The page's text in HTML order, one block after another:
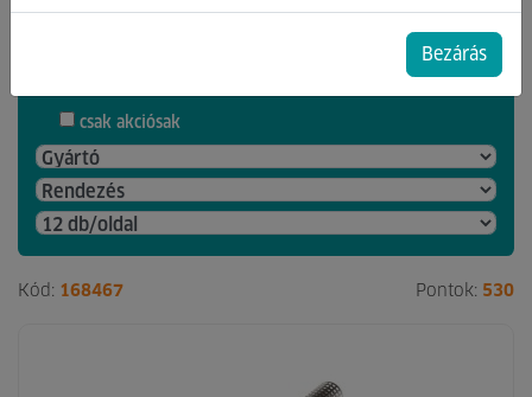
Fűszerek
csak akciósak
Kód: 168467 Pontok: 530
Bezárás